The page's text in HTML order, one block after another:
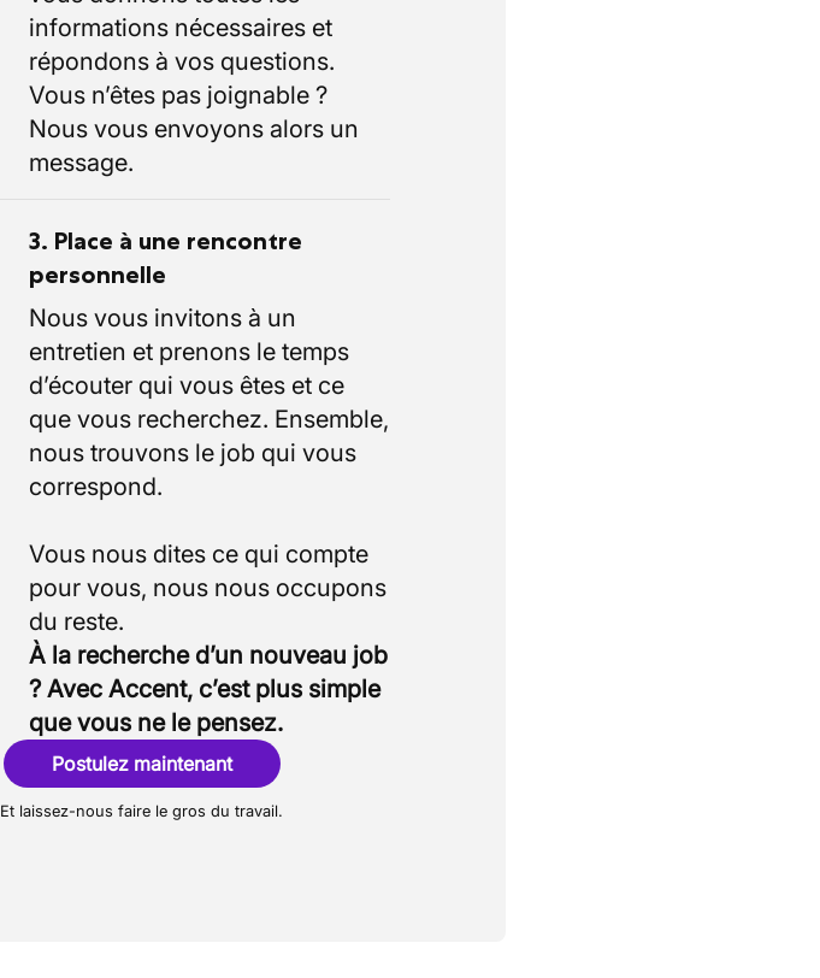
informations nécessaires et
répondons à vos questions.
Vous n’êtes pas joignable ?
Nous vous envoyons alors un
message.
3. Place à une rencontre
personnelle
Nous vous invitons à un
entretien et prenons le temps
d’écouter qui vous êtes et ce
que vous recherchez. Ensemble,
nous trouvons le job qui vous
correspond.
Vous nous dites ce qui compte
pour vous, nous nous occupons
À la recherche d’un nouveau job
? Avec Accent, c’est plus simple
que vous ne le pensez.
Postulez maintenant
Et laissez-nous faire le gros du travail.